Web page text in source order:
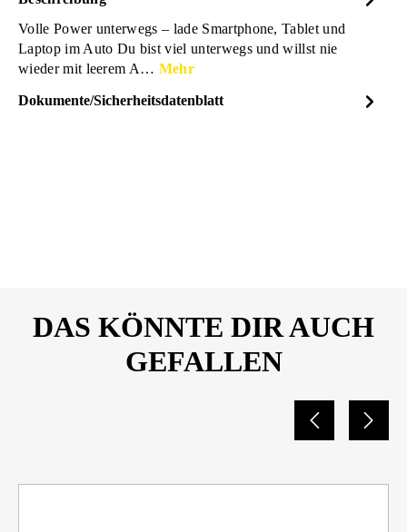
Volle Power unterwegs – lade Smartphone, Tablet und
Laptop im Auto Du bist viel unterwegs und willst nie
wieder mit leerem A… Mehr
Dokumente/Sicherheitsdatenblatt
DAS KÖNNTE DIR AUCH
GEFALLEN